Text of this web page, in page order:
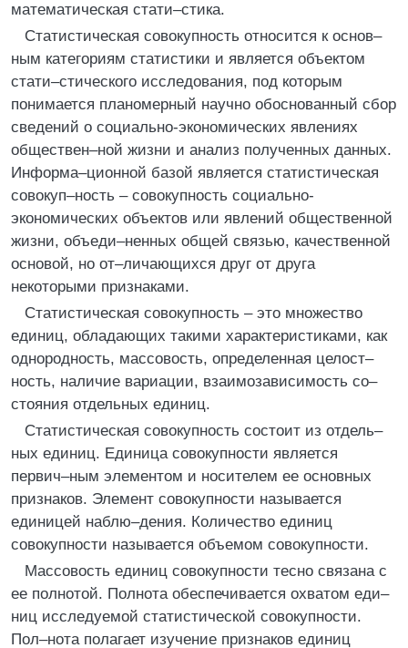
математическая стати–стика.
Статистическая совокупность относится к основ–
ным категориям статистики и является объектом
стати–стического исследования, под которым
понимается планомерный научно обоснованный сбор
сведений о социально-экономических явлениях
обществен–ной жизни и анализ полученных данных.
Информа–ционной базой является статистическая
совокуп–ность – совокупность социально-
экономических объектов или явлений общественной
жизни, объеди–ненных общей связью, качественной
основой, но от–личающихся друг от друга
некоторыми признаками.
Статистическая совокупность – это множество
единиц, обладающих такими характеристиками, как
однородность, массовость, определенная целост–
ность, наличие вариации, взаимозависимость со–
стояния отдельных единиц.
Статистическая совокупность состоит из отдель–
ных единиц. Единица совокупности является
первич–ным элементом и носителем ее основных
признаков. Элемент совокупности называется
единицей наблю–дения. Количество единиц
совокупности называется объемом совокупности.
Массовость единиц совокупности тесно связана с
ее полнотой. Полнота обеспечивается охватом еди–
ниц исследуемой статистической совокупности.
Пол–нота полагает изучение признаков единиц